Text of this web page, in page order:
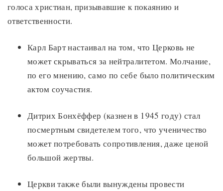
голоса христиан, призывавшие к покаянию и
ответственности.
Карл Барт настаивал на том, что Церковь не
может скрываться за нейтралитетом. Молчание,
по его мнению, само по себе было политическим
актом соучастия.
Дитрих Бонхёффер (казнен в 1945 году) стал
посмертным свидетелем того, что ученичество
может потребовать сопротивления, даже ценой
большой жертвы.
Церкви также были вынуждены провести